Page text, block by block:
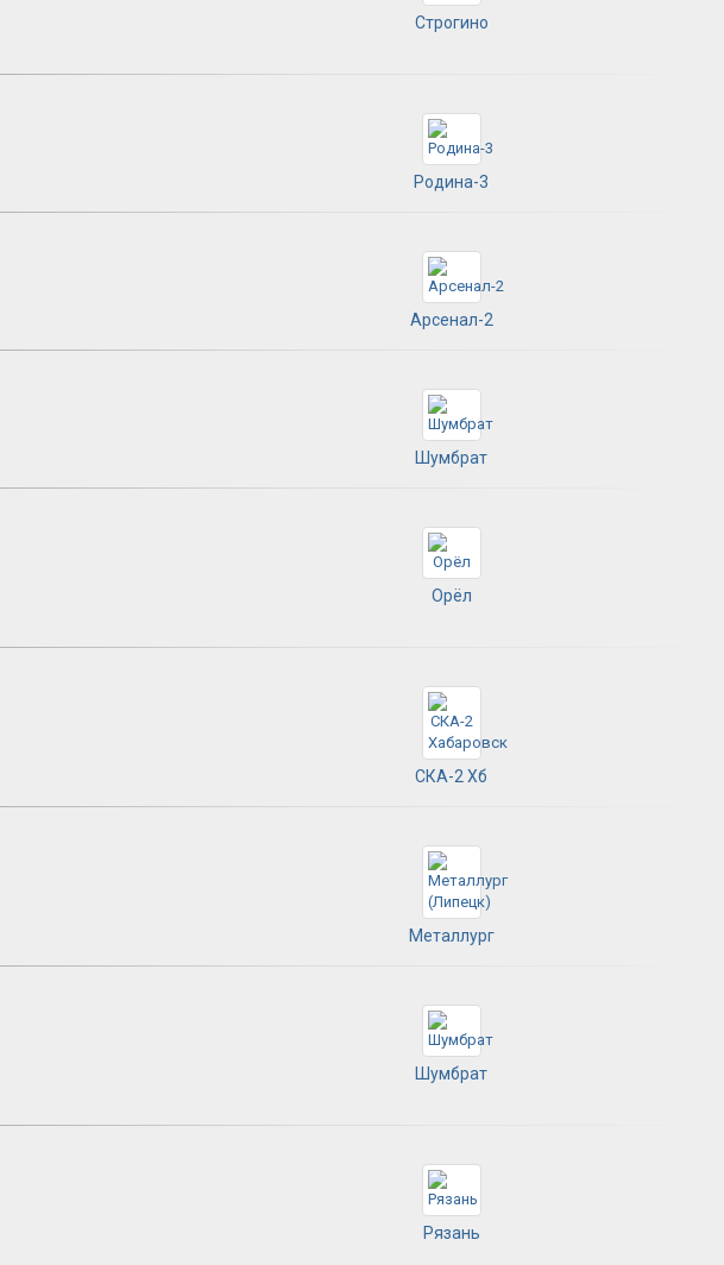
Строгино
Родина-3
Арсенал-2
Шумбрат
Орёл
СКА-2 Хб
Металлург
Шумбрат
Рязань